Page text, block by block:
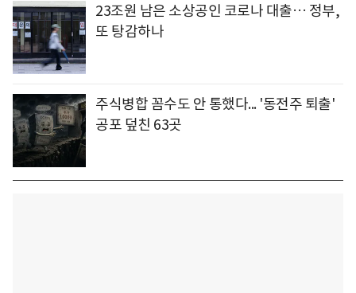
23조원 남은 소상공인 코로나 대출… 정부,
또 탕감하나
주식병합 꼼수도 안 통했다... '동전주 퇴출'
공포 덮친 63곳